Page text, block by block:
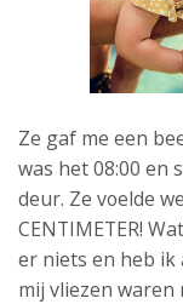
Ze gaf me een
was het 08:00 en
deur. Ze voelde
CENTIMETER!
er niets en heb ik
mij vliezen